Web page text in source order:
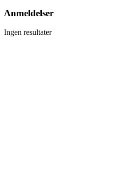
Anmeldelser
Ingen resultater